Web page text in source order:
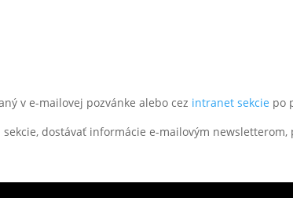
v e-mailovej pozvánke alebo cez intranet sekcie po
dostávať informácie e-mailovým